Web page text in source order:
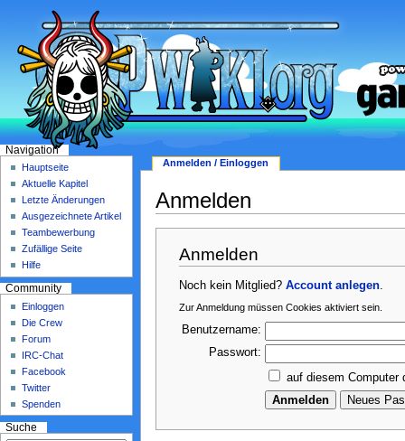
Anmelden
Anmelden
Noch kein Mitglied?Account anlegen
Zur Anmeldung müssen Cookies aktiviert sein.
Benutzername:
Passwort:
auf diesem Computer
Anmelden / Einloggen
Navigation
Hauptseite
Aktuelle Kapitel
Letzte Änderungen
Ausgezeichnete Artikel
Teambewerbung
Zufällige Seite
Hilfe
Community
Einloggen
Die Crew
Forum
IRC-Chat
Facebook
Twitter
Spenden
Suche